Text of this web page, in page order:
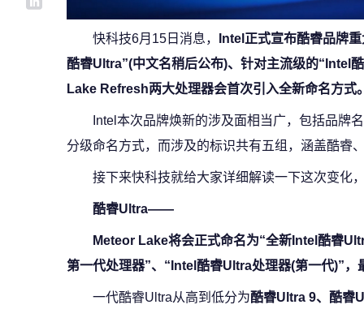
快科技6月15日消息，
Intel正式宣布酷睿品牌
酷睿Ultra”(中文名稍后公布)、针对主流级的“Intel
Lake Refresh两大处理器会首次引入全新命名方式
Intel本次品牌焕新的涉及面相当广，包括品牌
分级命名方式，而涉及的标识共有五组，涵盖酷睿
接下来快科技就给大家详细解读一下这次变
酷睿Ultra——
Meteor Lake将会正式命名为“全新Intel酷睿
第一代处理器”、“Intel酷睿Ultra处理器(第一代)”
一代酷睿Ultra从高到低分为酷睿Ultra 9、酷睿